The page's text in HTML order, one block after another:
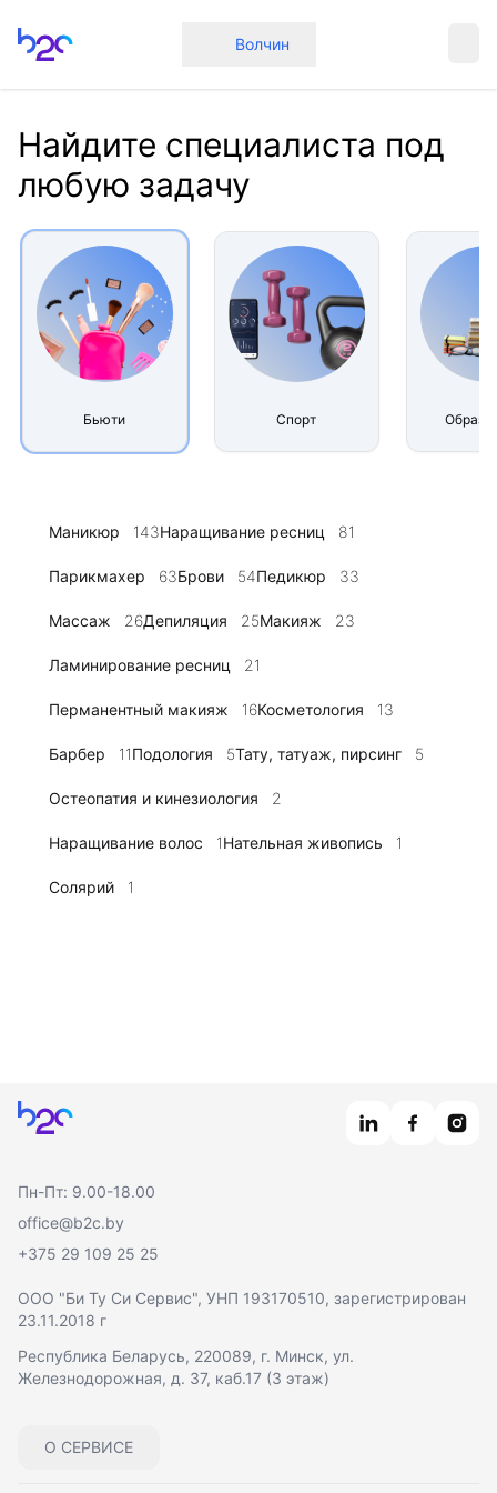
Главная Волчин
Найдите специалиста под
любую задачу
Бьюти Спорт
Маникюр 143Наращивание ресниц 81
Парикмахер 63Брови 54Педикюр 33
Массаж 26Депиляция 25Макияж 23
Ламинирование ресниц 21
Перманентный макияж 16Косметология 13
Барбер 11Подология 5Тату, татуаж, пирсинг 5
Остеопатия и кинезиология 2
Наращивание волос 1Нательная живопись 1
Солярий 1
Главная
Пн-Пт: 9.00-18.00
office@b2c.by
+375 29 109 25 25
О СЕРВИСЕ
ООО "Би Ту Си Сервис", УНП 193170510, зарегистрирован
23.11.2018 г
Республика Беларусь, 220089, г. Минск, ул.
Железнодорожная, д. 37, каб.17 (3 этаж)